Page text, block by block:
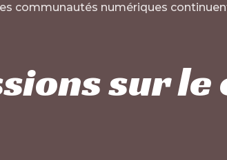
communautés numériques
sur le